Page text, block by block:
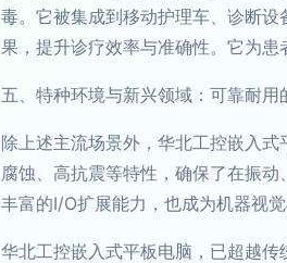
毒。它被集成到移动护理车、诊断
果，提升诊疗效率与准确性。它为患
五、特种环境与新兴领域：可靠耐用
除上述主流场景外，华北工控嵌入
腐蚀、高抗震等特性，确保了在振
丰富的I/O扩展能力，也成为机器视
华北工控嵌入式平板电脑，已超越传